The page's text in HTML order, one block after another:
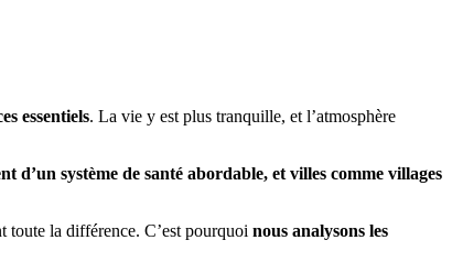
essentiels. La vie y est plus tranquille, et l’atmosphère
d’un système de santé abordable, et villes comme villages
toute la différence. C’est pourquoi nous analysons les